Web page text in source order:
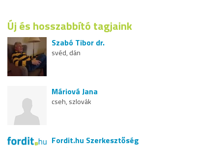
Új és hosszabbító tagjaink
Szabó Tibor dr.
svéd, dán
Máriová Jana
cseh, szlovák
Fordit.hu Szerkesztőség